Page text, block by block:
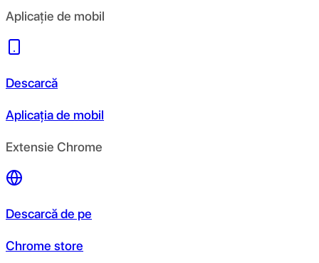
Aplicație de mobil
Descarcă
Aplicația de mobil
Extensie Chrome
Descarcă de pe
Chrome store